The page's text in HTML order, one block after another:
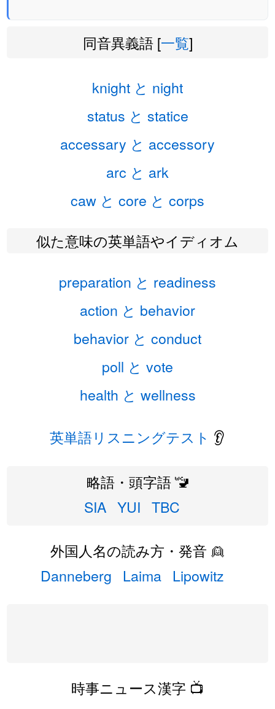
同音異義語 [一覧]
knight と night
status と statice
accessary と accessory
arc と ark
caw と core と corps
似た意味の英単語やイディオム
preparation と readiness
action と behavior
behavior と conduct
poll と vote
health と wellness
英単語リスニングテスト 👂
略語・頭字語 🚾
SIA YUI TBC
外国人名の読み方・発音 👱
Danneberg Laima Lipowitz
時事ニュース漢字 📺